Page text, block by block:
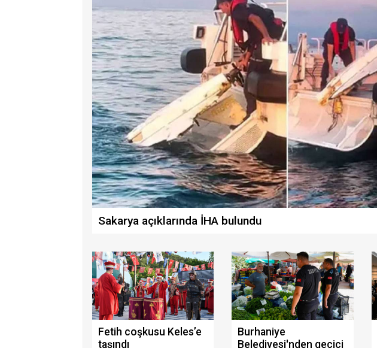
Sakarya açıklarında İHA bulundu
Fetih coşkusu Keles’e
taşındı
Burhaniye
Belediyesi'nden geçici